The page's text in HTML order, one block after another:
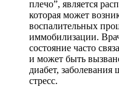
плечо”, является
которая может
воспалительных
иммобилизации.
состояние часто
и может быть
диабет,
стресс.